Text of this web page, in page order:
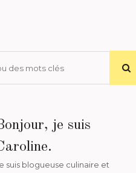
je suis
suis blogueuse culinaire et